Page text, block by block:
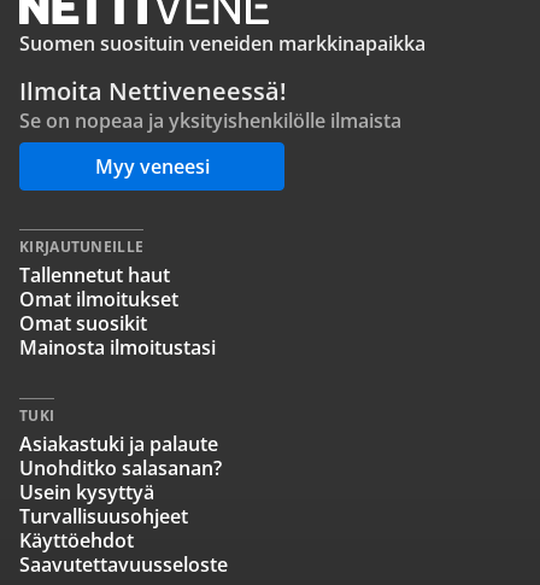
Suomen suosituin veneiden markkinapaikka
Ilmoita Nettiveneessä!
Se on nopeaa ja yksityishenkilölle ilmaista
Myy veneesi
KIRJAUTUNEILLE
Tallennetut haut
Omat ilmoitukset
Omat suosikit
Mainosta ilmoitustasi
TUKI
Asiakastuki ja palaute
Unohditko salasanan?
Usein kysyttyä
Turvallisuusohjeet
Käyttöehdot
Saavutettavuusseloste